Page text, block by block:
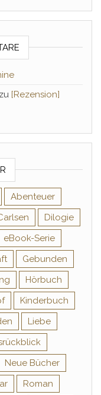
zu [Rezension]
Abenteuer
Dilogie
eBook-Serie
Gebunden
Hörbuch
Kinderbuch
Liebe
Neue Bücher
Roman